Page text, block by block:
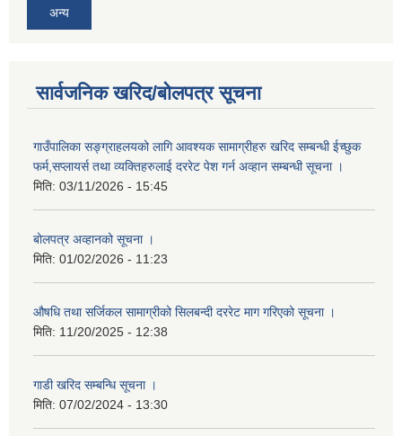
अन्य
सार्वजनिक खरिद/बोलपत्र सूचना
गाउँपालिका सङ्ग्राहलयको लागि आवश्यक सामाग्रीहरु खरिद सम्बन्धी ईच्छुक
फर्म,सप्लायर्स तथा व्यक्तिहरुलाई दररेट पेश गर्न अव्हान सम्बन्धी सूचना ।
मिति: 03/11/2026 - 15:45
बोलपत्र अव्हानको सूचना ।
मिति: 01/02/2026 - 11:23
औषधि तथा सर्जिकल सामाग्रीको सिलबन्दी दररेट माग गरिएको सूचना ।
मिति: 11/20/2025 - 12:38
गाडी खरिद सम्बन्धि सूचना ।
मिति: 07/02/2024 - 13:30